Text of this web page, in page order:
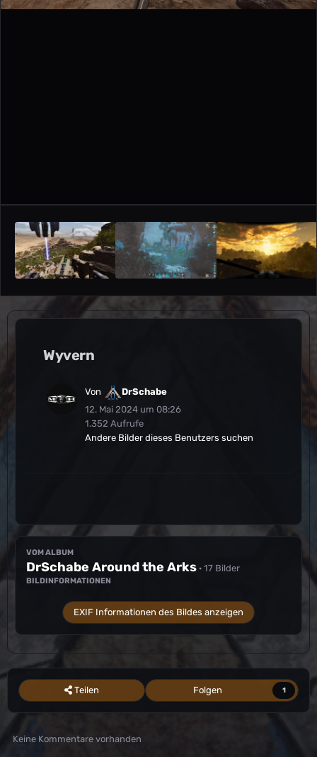
Wyvern
Von
DrSchabe
12. Mai 2024 um 08:26
1.352 Aufrufe
Andere Bilder dieses Benutzers suchen
VOM ALBUM
DrSchabe Around the Arks · 17 Bilder
BILDINFORMATIONEN
EXIF Informationen des Bildes anzeigen
Teilen Folgen 1
Keine Kommentare vorhanden